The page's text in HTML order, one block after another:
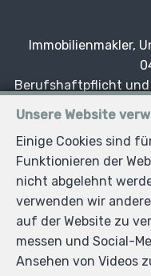
Unsere Website
Einige Cookies sind
Funktionieren der
nicht abgelehnt
verwenden wir
auf der Website zu
messen und Social-
Ansehen von Videos
Immobilienmakler,
Berufshaftpflicht und
Tätigkeiten, die
Xhardez Alain und
Magali Xhardez
Alain Xhardez
Belgien Nr. 105 066
der